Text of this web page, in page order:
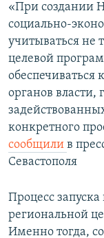
«При создании
социально-
учитываться не
целевой
обеспечиваться
органов власти,
конкретного
сообщили в
Севастополя
Процесс
региональной
Именно тогда,